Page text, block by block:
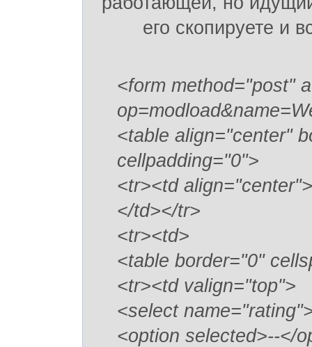
его скопируете и
<form method="post"
<table align="center"
cellpadding="0">
<tr><td
</td></tr>
<tr><td>
<table border="0"
<tr><td valign="top">
<select
<option selected>--</